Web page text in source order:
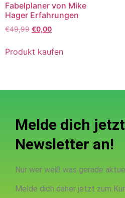
Fabelplaner von Mike
Hager Erfahrungen
€49,99 €0,00
Produkt kaufen
Melde dich
Newsletter an!
Nur wer weiß was gerade
Melde dich daher jetzt zum